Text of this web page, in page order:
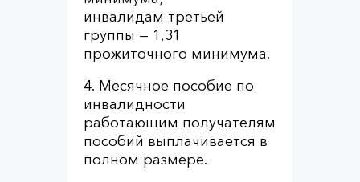
инвалидам третьей
группы — 1,31
прожиточного минимума.
4. Месячное пособие по
инвалидности
работающим получателям
пособий выплачивается в
полном размере.